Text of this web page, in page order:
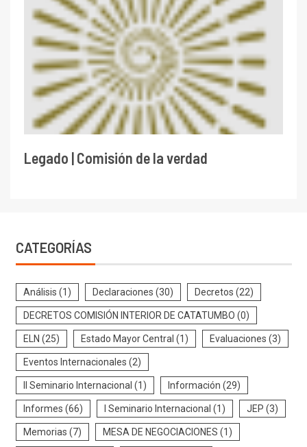
Legado | Comisión de la verdad
CATEGORÍAS
Análisis (1) Declaraciones (30) Decretos (22)
DECRETOS COMISIÓN INTERIOR DE CATATUMBO (0)
ELN (25) Estado Mayor Central (1) Evaluaciones (3)
Eventos Internacionales (2)
II Seminario Internacional (1) Información (29)
Informes (66) I Seminario Internacional (1) JEP (3)
Memorias (7) MESA DE NEGOCIACIONES (1)